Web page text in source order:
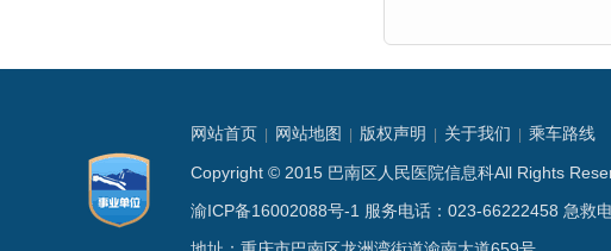
网站首页 网站地图 版权声明 关于我们 乘车路线
Copyright © 2015 巴南区人民医院信息科All Rights
渝ICP备16002088号-1 服务电话：023-66222458 急救